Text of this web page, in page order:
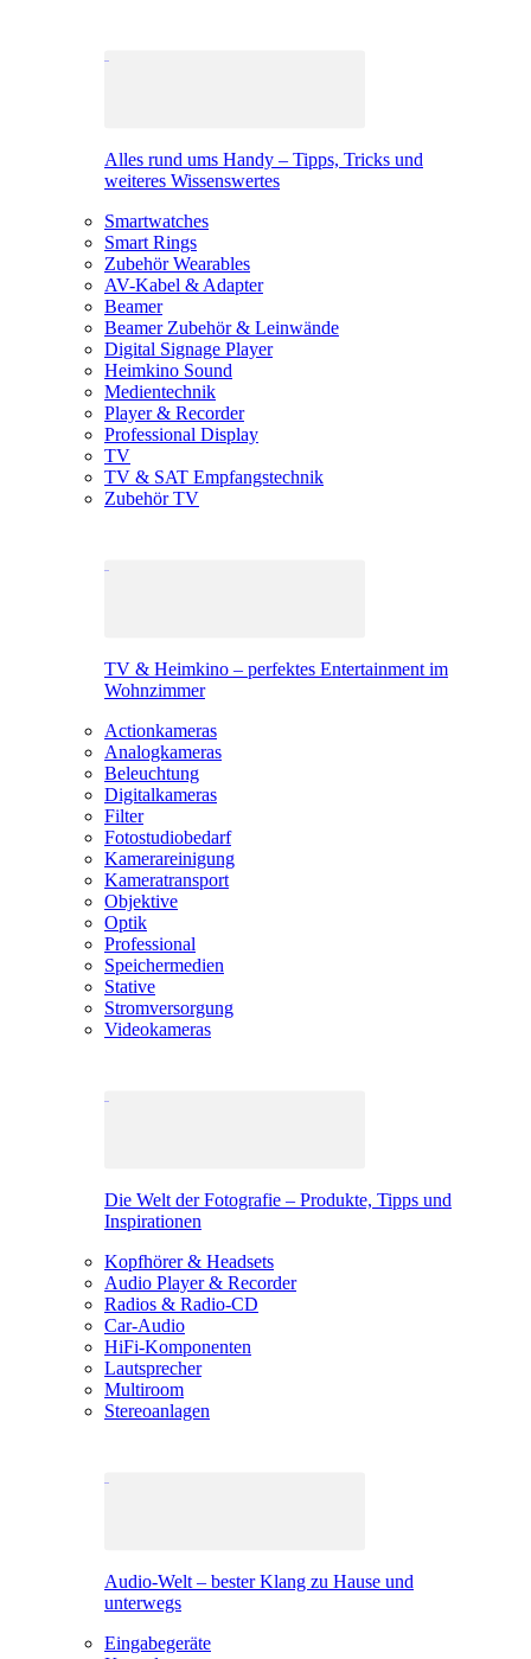
Alles rund ums Handy – Tipps, Tricks und
weiteres Wissenswertes
Smartwatches
Smart Rings
Zubehör Wearables
AV-Kabel & Adapter
Beamer
Beamer Zubehör & Leinwände
Digital Signage Player
Heimkino Sound
Medientechnik
Player & Recorder
Professional Display
TV
TV & SAT Empfangstechnik
Zubehör TV
TV & Heimkino – perfektes Entertainment im
Wohnzimmer
Actionkameras
Analogkameras
Beleuchtung
Digitalkameras
Filter
Fotostudiobedarf
Kamerareinigung
Kameratransport
Objektive
Optik
Professional
Speichermedien
Stative
Stromversorgung
Videokameras
Die Welt der Fotografie – Produkte, Tipps und
Inspirationen
Kopfhörer & Headsets
Audio Player & Recorder
Radios & Radio-CD
Car-Audio
HiFi-Komponenten
Lautsprecher
Multiroom
Stereoanlagen
Audio-Welt – bester Klang zu Hause und
unterwegs
Eingabegeräte